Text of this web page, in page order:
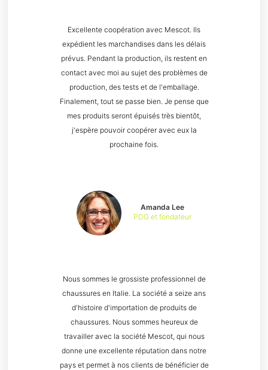
Nous sommes le grossiste professionnel de
chaussures en Italie. La société a seize ans
d'histoire d'importation de produits de
chaussures. Nous sommes heureux de
travailler avec la société Mescot, qui nous
donne une excellente réputation dans notre
pays et permet à nos clients de bénéficier de
Amanda Lee
PDG et fondateur
Excellente coopération avec Mescot. Ils
expédient les marchandises dans les délais
prévus. Pendant la production, ils restent en
contact avec moi au sujet des problèmes de
production, des tests et de l'emballage.
Finalement, tout se passe bien. Je pense que
mes produits seront épuisés très bientôt,
j'espère pouvoir coopérer avec eux la
prochaine fois.